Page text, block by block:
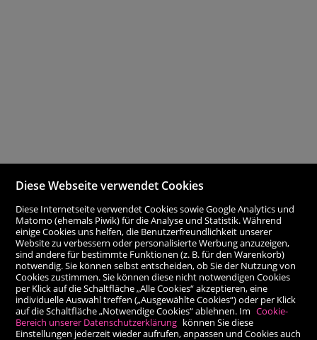
Diese Webseite verwendet Cookies
Diese Internetseite verwendet Cookies sowie Google Analytics und
Matomo (ehemals Piwik) für die Analyse und Statistik. Während
einige Cookies uns helfen, die Benutzerfreundlichkeit unserer
Website zu verbessern oder personalisierte Werbung anzuzeigen,
sind andere für bestimmte Funktionen (z. B. für den Warenkorb)
notwendig. Sie können selbst entscheiden, ob Sie der Nutzung von
Cookies zustimmen. Sie können diese nicht notwendigen Cookies
per Klick auf die Schaltfläche „Alle Cookies“ akzeptieren, eine
individuelle Auswahl treffen („Ausgewählte Cookies“) oder per Klick
auf die Schaltfläche „Notwendige Cookies“ ablehnen. Im Cookie-
Bereich unserer Datenschutzerklärung können Sie diese
Einstellungen jederzeit wieder aufrufen, anpassen und Cookies auch